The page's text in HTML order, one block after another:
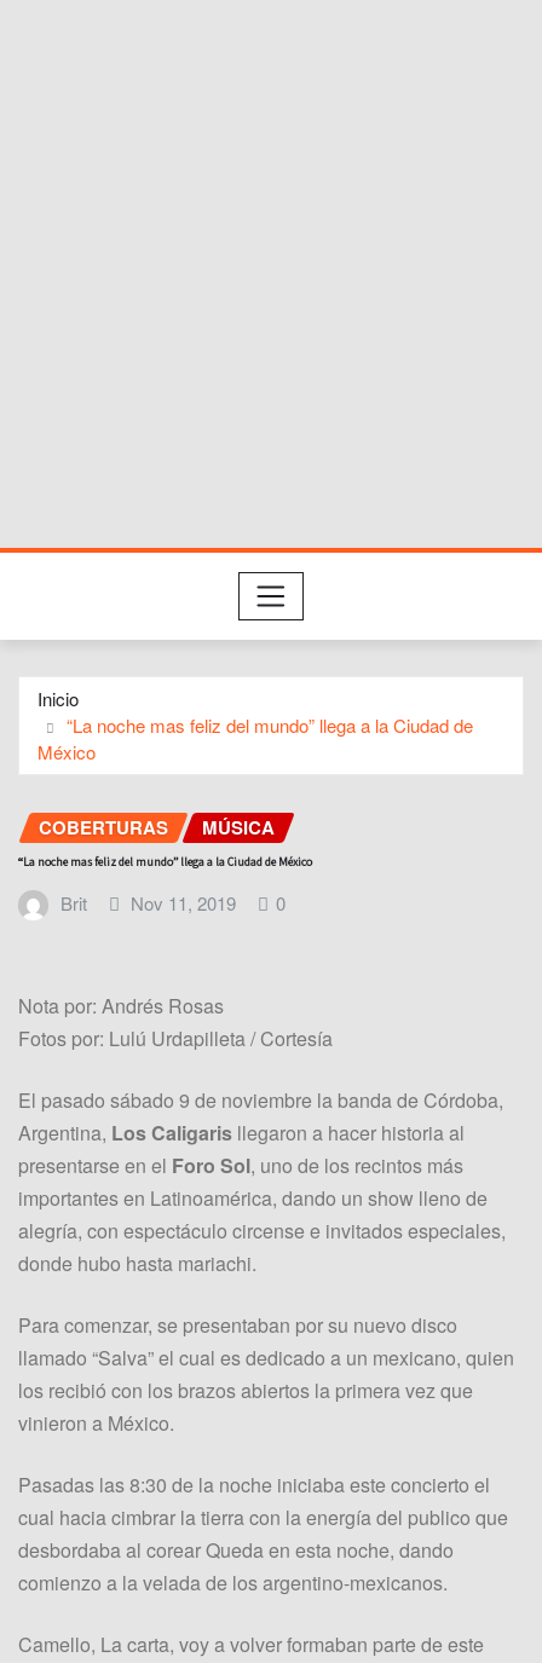
Inicio
“La noche mas feliz del mundo” llega a la Ciudad de
México
COBERTURAS MÚSICA
“La noche mas feliz del mundo” llega a la Ciudad de México
Brit Nov 11, 2019 0
Nota por: Andrés Rosas
Fotos por: Lulú Urdapilleta / Cortesía
El pasado sábado 9 de noviembre la banda de Córdoba,
Argentina, Los Caligaris llegaron a hacer historia al
presentarse en el Foro Sol, uno de los recintos más
importantes en Latinoamérica, dando un show lleno de
alegría, con espectáculo circense e invitados especiales,
donde hubo hasta mariachi.
Para comenzar, se presentaban por su nuevo disco
llamado “Salva” el cual es dedicado a un mexicano, quien
los recibió con los brazos abiertos la primera vez que
vinieron a México.
Pasadas las 8:30 de la noche iniciaba este concierto el
cual hacia cimbrar la tierra con la energía del publico que
desbordaba al corear Queda en esta noche, dando
comienzo a la velada de los argentino-mexicanos.
Camello, La carta, voy a volver formaban parte de este